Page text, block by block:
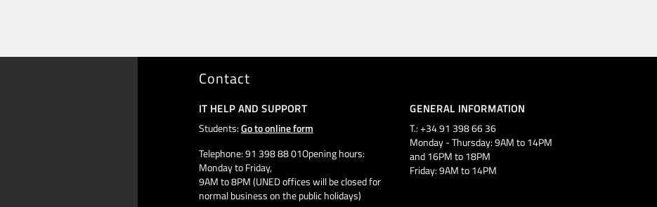
Contact
IT HELP AND SUPPORT
Students:Go to online form
Telephone: 91 398 88 01Opening hours:
Monday to Friday,
9AM to 8PM (UNED offices will be closed for
normal business on the public holidays)
GENERAL INFORMATION
T.: +34 91 398 66 36
Monday - Thursday: 9AM to 14PM
and 16PM to 18PM
Friday: 9AM to 14PM